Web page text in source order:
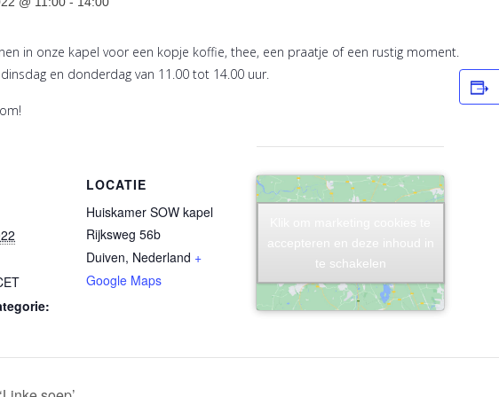
in onze kapel voor een kopje koffie, thee, een praatje of een rustig moment.
en donderdag van 11.00 tot 14.00 uur.
LOCATIE
Huiskamer SOW kapel
Rijksweg 56b
Duiven, Nederland +
Google Maps
accepteren en deze inhoud in
te schakelen
accepteren en deze inhoud in
te schakelen